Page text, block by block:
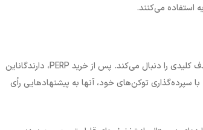
استفاده می‌کنند.
کلیدی را دنبال می‌کند. پس از خرید PERP، دارندگاناین
سپرده‌گذاری توکن‌های خود، آنها به پیشنهادهایی رأی